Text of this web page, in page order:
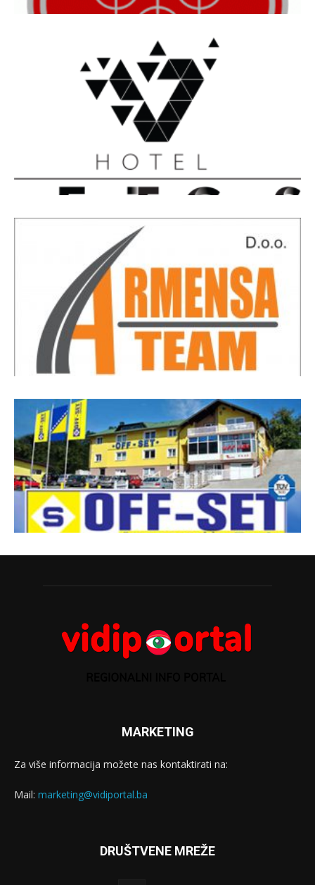
MARKETING
Za više informacija možete nas kontaktirati na:
Mail: marketing@vidiportal.ba
DRUŠTVENE MREŽE